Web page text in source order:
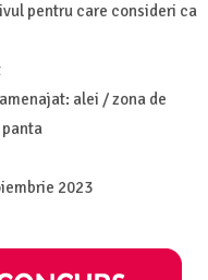
pentru care consideri ca
alei / zona de
2023